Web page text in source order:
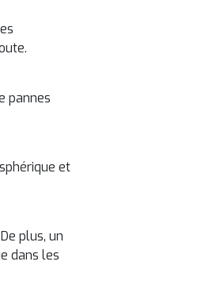
pannes
et
plus, un
dans les